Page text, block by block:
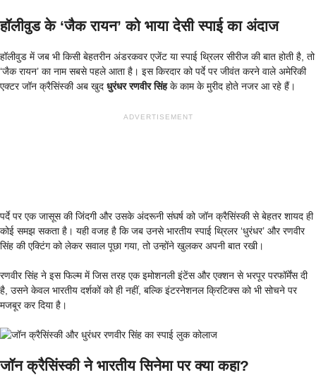
हॉलीवुड के ‘जैक रायन’ को भाया देसी स्पाई का अंदाज
हॉलीवुड में जब भी किसी बेहतरीन अंडरकवर एजेंट या स्पाई थ्रिलर सीरीज की बात होती है, तो
‘जैक रायन’ का नाम सबसे पहले आता है। इस किरदार को पर्दे पर जीवंत करने वाले अमेरिकी
एक्टर जॉन क्रैसिंस्की अब खुद धुरंधर रणवीर सिंहके काम के मुरीद होते नजर आ रहे हैं।
ADVERTISEMENT
पर्दे पर एक जासूस की जिंदगी और उसके अंदरूनी संघर्ष को जॉन क्रैसिंस्की से बेहतर शायद ही
कोई समझ सकता है। यही वजह है कि जब उनसे भारतीय स्पाई थ्रिलर ‘धुरंधर’ और रणवीर
सिंह की एक्टिंग को लेकर सवाल पूछा गया, तो उन्होंने खुलकर अपनी बात रखी।
रणवीर सिंह ने इस फिल्म में जिस तरह एक इमोशनली इंटेंस और एक्शन से भरपूर परफॉर्मेंस दी
है, उसने केवल भारतीय दर्शकों को ही नहीं, बल्कि इंटरनेशनल क्रिटिक्स को भी सोचने पर
मजबूर कर दिया है।
जॉन क्रैसिंस्की ने भारतीय सिनेमा पर क्या कहा?